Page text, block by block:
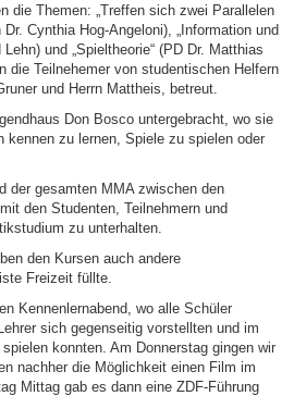
die Themen: „Treffen sich zwei Parallelen
Cynthia Hog-Angeloni), „Information und
und „Spieltheorie“ (PD Dr. Matthias
die Teilnehemer von studentischen Helfern
und Herrn Mattheis, betreut.
Don Bosco untergebracht, wo sie
kennen zu lernen, Spiele zu spielen oder
der gesamten MMA zwischen den
den Studenten, Teilnehmern und
zu unterhalten.
den Kursen auch andere
Freizeit füllte.
Kennenlernabend, wo alle Schüler
sich gegenseitig vorstellten und im
konnten. Am Donnerstag gingen wir
nachher die Möglichkeit einen Film im
Mittag gab es dann eine ZDF-Führung